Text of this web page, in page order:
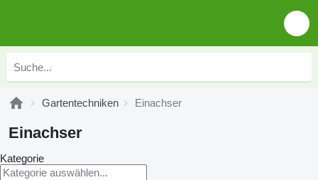
Gartentechniken Einachser
Einachser
Kategorie